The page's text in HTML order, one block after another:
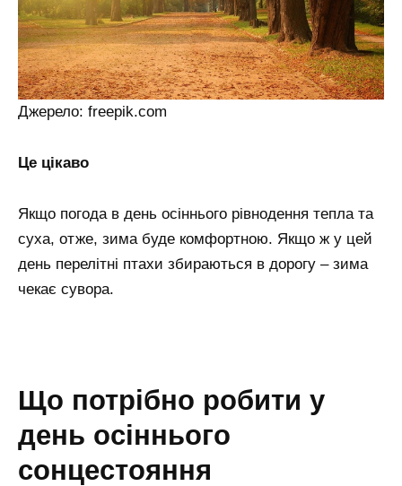
Джерело: freepik.com
Це цікаво
Якщо погода в день осіннього рівнодення тепла та
суха, отже, зима буде комфортною. Якщо ж у цей
день перелітні птахи збираються в дорогу – зима
чекає сувора.
що потрібно робити у
день осіннього
сонцестояння